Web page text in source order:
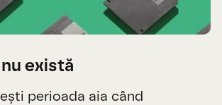
există
perioada aia când